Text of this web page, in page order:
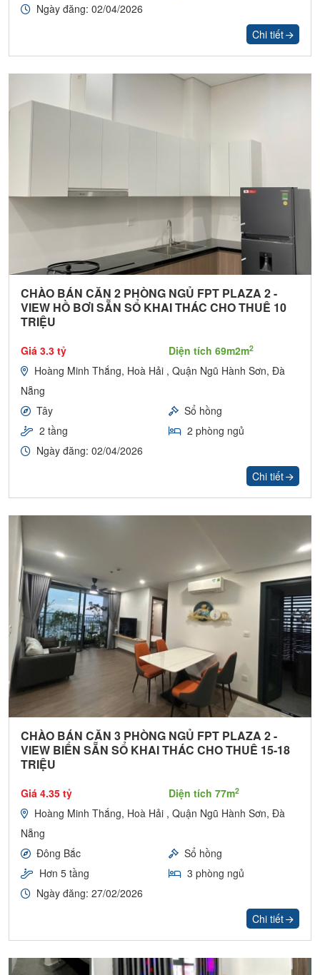
Ngày đăng: 02/04/2026
Chi tiết
CHÀO BÁN CĂN 2 PHÒNG NGỦ FPT PLAZA 2 -
VIEW HỒ BƠI SẴN SỔ KHAI THÁC CHO THUÊ 10
TRIỆU
Giá 3.3 tỷ Diện tích 69m2m2
Hoàng Minh Thắng, Hoà Hải , Quận Ngũ Hành Sơn, Đà
Nẵng
Tây
Sổ hồng
2 tầng
2 phòng ngủ
Ngày đăng: 02/04/2026
Chi tiết
CHÀO BÁN CĂN 3 PHÒNG NGỦ FPT PLAZA 2 -
VIEW BIỂN SẴN SỔ KHAI THÁC CHO THUÊ 15-18
TRIỆU
Giá 4.35 tỷ Diện tích 77m2
Hoàng Minh Thắng, Hoà Hải , Quận Ngũ Hành Sơn, Đà
Nẵng
Đông Bắc
Sổ hồng
Hơn 5 tầng
3 phòng ngủ
Ngày đăng: 27/02/2026
Chi tiết